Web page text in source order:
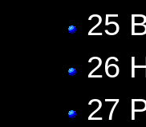
25
26
27